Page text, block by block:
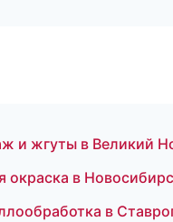
и жгуты в Великий
в
в